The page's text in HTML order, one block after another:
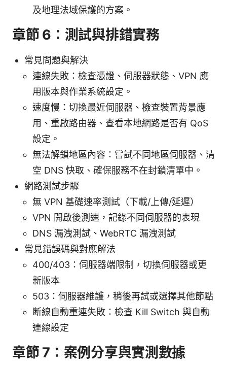
及地理法域保護的方案。
章節 6：測試與排錯實務
常見問題與解決
連線失敗：檢查憑證、伺服器狀態、VPN 應
用版本與作業系統設定。
速度慢：切換最近伺服器、檢查裝置背景應
用、重啟路由器、查看本地網路是否有 QoS
設定。
無法解鎖地區內容：嘗試不同地區伺服器、清
空 DNS 快取、確保服務不在封鎖清單中。
網路測試步驟
無 VPN 基礎速率測試（下載/上傳/延遲）
VPN 開啟後測速，記錄不同伺服器的表現
DNS 漏洩測試、WebRTC 漏洩測試
常見錯誤碼與對應解法
400/403：伺服器端限制，切換伺服器或更
新版本
503：伺服器維護，稍後再試或選擇其他節點
断線自動重連失敗：檢查 Kill Switch 與自動
連線設定
章節 7：案例分享與實測數據